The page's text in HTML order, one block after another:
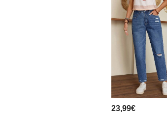
23,99€